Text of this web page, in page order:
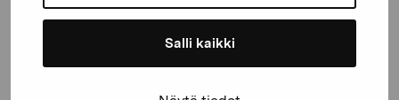
Salli kaikki